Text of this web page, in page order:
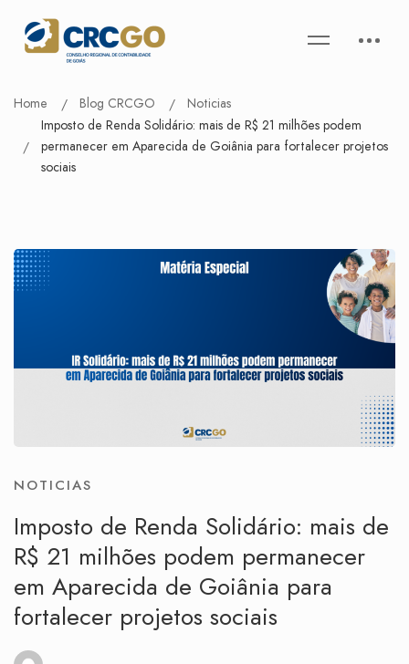
Home Blog CRCGO
Noticias
Imposto de Renda Solidário: mais de R$ 21 milhões podem
permanecer em Aparecida de Goiânia para fortalecer projetos
sociais
NOTICIAS
Imposto de Renda Solidário: mais de
R$ 21 milhões podem permanecer
em Aparecida de Goiânia para
fortalecer projetos sociais